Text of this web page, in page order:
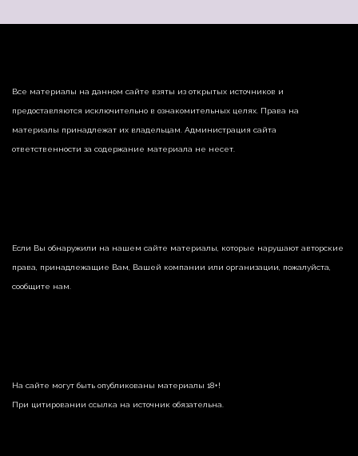
Все материалы на данном сайте взяты из открытых источников и
предоставляются исключительно в ознакомительных целях. Права на
материалы принадлежат их владельцам. Администрация сайта
ответственности за содержание материала не несет.
Если Вы обнаружили на нашем сайте материалы, которые нарушают авторские
права, принадлежащие Вам, Вашей компании или организации, пожалуйста,
сообщите нам.
На сайте могут быть опубликованы материалы 18+!
При цитировании ссылка на источник обязательна.